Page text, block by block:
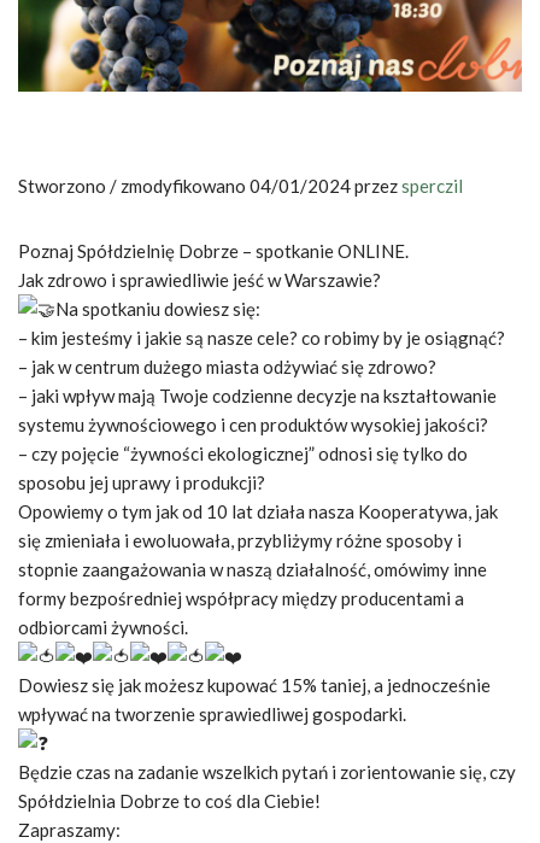
Stworzono / zmodyfikowano 04/01/2024 przezsperczil
Poznaj Spółdzielnię Dobrze – spotkanie ONLINE.
Jak zdrowo i sprawiedliwie jeść w Warszawie?
Na spotkaniu dowiesz się:
– kim jesteśmy i jakie są nasze cele? co robimy by je osiągnąć?
– jak w centrum dużego miasta odżywiać się zdrowo?
– jaki wpływ mają Twoje codzienne decyzje na kształtowanie
systemu żywnościowego i cen produktów wysokiej jakości?
– czy pojęcie “żywności ekologicznej” odnosi się tylko do
sposobu jej uprawy i produkcji?
Opowiemy o tym jak od 10 lat działa nasza Kooperatywa, jak
się zmieniała i ewoluowała, przybliżymy różne sposoby i
stopnie zaangażowania w naszą działalność, omówimy inne
formy bezpośredniej współpracy między producentami a
odbiorcami żywności.
Dowiesz się jak możesz kupować 15% taniej, a jednocześnie
wpływać na tworzenie sprawiedliwej gospodarki.
Będzie czas na zadanie wszelkich pytań i zorientowanie się, czy
Spółdzielnia Dobrze to coś dla Ciebie!
Zapraszamy: